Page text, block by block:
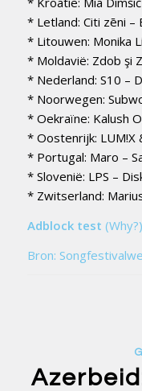
* Letland: Citi zēni –
* Litouwen: Monika
* Moldavië: Zdob şi
* Nederland: S10 –
* Noorwegen:
* Oekraïne: Kalush
* Oostenrijk: LUM!X
* Portugal: Maro –
* Slovenië: LPS –
* Zwitserland:
Adblock test (Why?)
Bron: